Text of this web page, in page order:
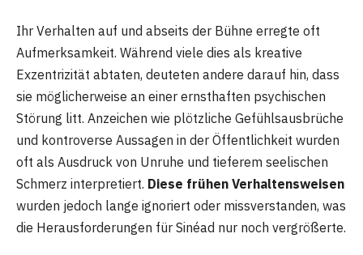
Ihr Verhalten auf und abseits der Bühne erregte oft
Aufmerksamkeit. Während viele dies als kreative
Exzentrizität abtaten, deuteten andere darauf hin, dass
sie möglicherweise an einer ernsthaften psychischen
Störung litt. Anzeichen wie plötzliche Gefühlsausbrüche
und kontroverse Aussagen in der Öffentlichkeit wurden
oft als Ausdruck von Unruhe und tieferem seelischen
Schmerz interpretiert. Diese frühen Verhaltensweisen
wurden jedoch lange ignoriert oder missverstanden, was
die Herausforderungen für Sinéad nur noch vergrößerte.